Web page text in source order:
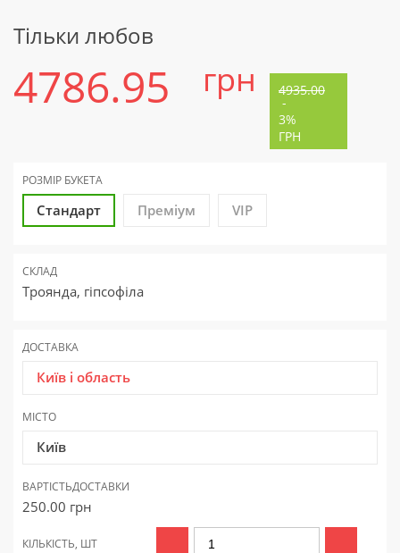
Тільки любов
4786.95 грн 4935.00
-
3%
ГРН
РОЗМІР БУКЕТА
Стандарт Преміум VIP
СКЛАД
Троянда, гіпсофіла
ДОСТАВКА
Київ і область
МІСТО
Київ
ВАРТІСТЬДОСТАВКИ
250.00 грн
КІЛЬКІСТЬ, ШТ